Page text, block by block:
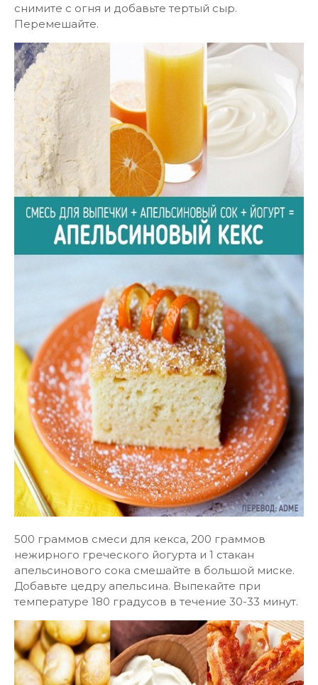
снимите с огня и добавьте тертый сыр.
Перемешайте.
500 граммов смеси для кекса, 200 граммов
нежирного греческого йогурта и 1 стакан
апельсинового сока смешайте в большой миске.
Добавьте цедру апельсина. Выпекайте при
температуре 180 градусов в течение 30-33 минут.